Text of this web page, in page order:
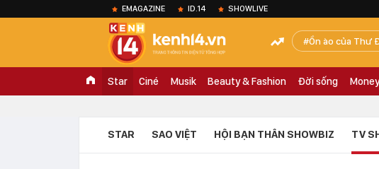
EMAGAZINE ID.14 SHOWLIVE
Ồn ào của Thư
Star Ciné Musik Beauty & Fashion Đời sống
STAR SAO VIỆT HỘI BẠN THÂN SHOWBIZ TV